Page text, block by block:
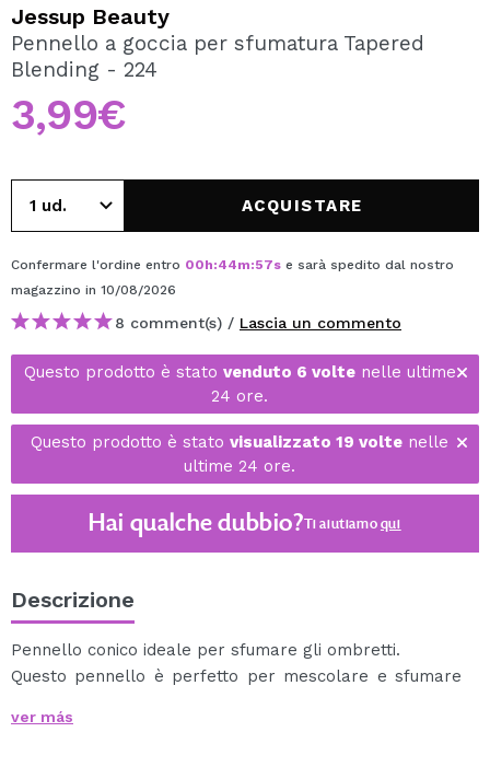
Creando un account su Maquibeauty.it potrai fare i tuoi
acquisti velocemente, controllare lo stato dei tuoi ordini e
Jessup Beauty
Pennello a goccia per sfumatura Tapered
Blending - 224
3,99€
ACQUISTARE
Confermare l'ordine entro 00h:44m:57s e sarà spedito dal nostro
magazzino in 10/08/2026
8 comment(s) / Lascia un commento
Questo prodotto è stato venduto 6 voltenelle ultime
24 ore.
Questo prodotto è stato visualizzato 19 volte nelle
ultime 24 ore.
Hai qualche dubbio?Ti aiutiamoqui
Descrizione
Pennello conico ideale per sfumare gli ombretti.
Questo pennello è perfetto per mescolare e sfumare
Ha setole naturali, manico in legno nero e puntale in
ver más